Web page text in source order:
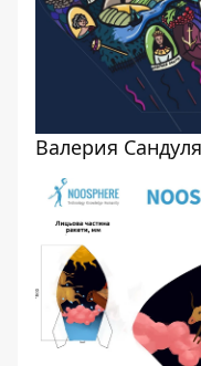
Валерия